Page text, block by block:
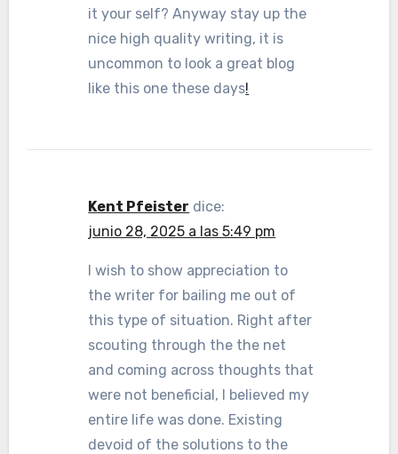
it your self? Anyway stay up the
nice high quality writing, it is
uncommon to look a great blog
like this one these days!
Kent Pfeister dice:
junio 28, 2025 a las 5:49 pm
I wish to show appreciation to
the writer for bailing me out of
this type of situation. Right after
scouting through the the net
and coming across thoughts that
were not beneficial, I believed my
entire life was done. Existing
devoid of the solutions to the